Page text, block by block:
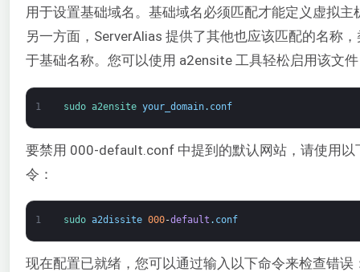
用于设置基础域名。基础域名必须匹配才能定义虚拟主
另一方面，ServerAlias 提供了其他也应该匹配的名称
于基础名称。您可以使用 a2ensite 工具轻松启用该文
1 sudo a2ensite your_domain. conf
要禁用 000-default.conf 中提到的默认网站，请使用以
令：
1 sudo a2dissite 000-default . conf
现在配置已就绪，您可以通过输入以下命令来检查错误